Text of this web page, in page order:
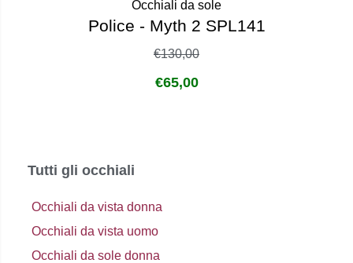
Occhiali da sole
Police - Myth 2 SPL141
€130,00
€65,00
Tutti gli occhiali
Occhiali da vista donna
Occhiali da vista uomo
Occhiali da sole donna